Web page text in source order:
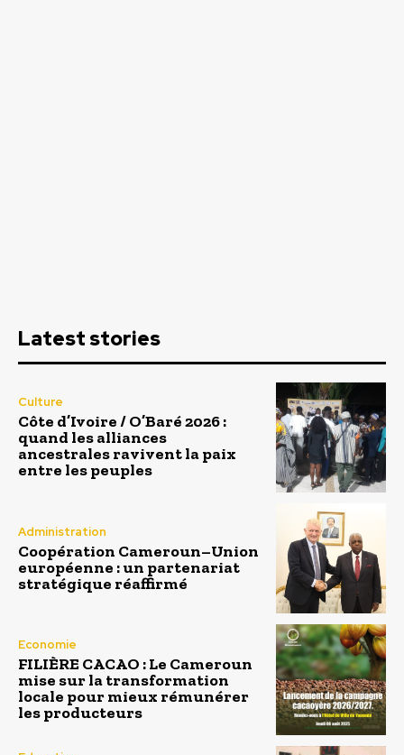
Latest stories
Culture
Côte d’Ivoire / O’Baré 2026 :
quand les alliances
ancestrales ravivent la paix
entre les peuples
Administration
Coopération Cameroun–Union
européenne : un partenariat
stratégique réaffirmé
Economie
FILIÈRE CACAO : Le Cameroun
mise sur la transformation
locale pour mieux rémunérer
les producteurs